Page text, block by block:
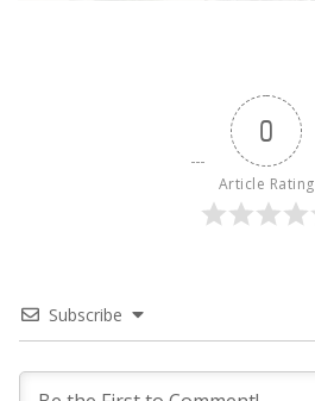
0
Article Rating
Subscribe